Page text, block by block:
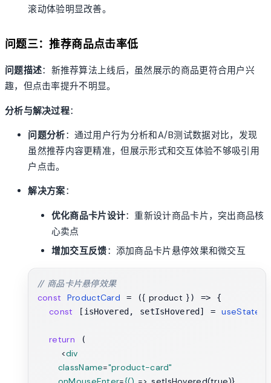
滚动体验明显改善。
问题三：推荐商品点击率低
问题描述：新推荐算法上线后，虽然展示的商品更符合用户兴
趣，但点击率提升不明显。
分析与解决过程：
问题分析：通过用户行为分析和A/B测试数据对比，发现
虽然推荐内容更精准，但展示形式和交互体验不够吸引用
户点击。
解决方案：
优化商品卡片设计：重新设计商品卡片，突出商品核
心卖点
增加交互反馈：添加商品卡片悬停效果和微交互
// 商品卡片悬停效果
const
ProductCard = ({ product }) => {
const [isHovered, setIsHovered] = useState
return (
<div
className="product-card"